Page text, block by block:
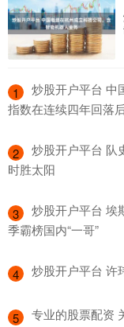
1
炒股开户平台 中
指数在连续四年回落
2
炒股开户平台 队
时胜太阳
3
炒股开户平台 埃
季霸榜国内“一哥”
4 炒股开户平台 许
5
专业的股票配资